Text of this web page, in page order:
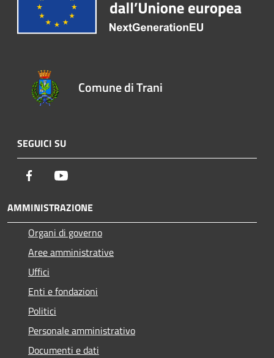
Comune di Trani
SEGUICI SU
Facebook
AMMINISTRAZIONE
Organi di governo
Aree amministrative
Uffici
Enti e fondazioni
Politici
Personale amministrativo
Documenti e dati